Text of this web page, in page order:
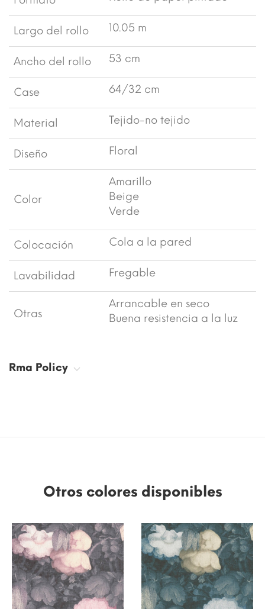
Largo del rollo 10.05 m
Ancho del rollo 53 cm
Case 64/32 cm
Material Tejido-no tejido
Diseño Floral
Color
Amarillo
Beige
Verde
Colocación Cola a la pared
Lavabilidad Fregable
Otras
Arrancable en seco
Buena resistencia a la luz
Rma Policy
Otros colores disponibles